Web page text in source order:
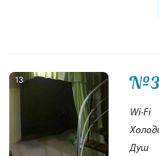
13 №3
Wi-Fi
Душ